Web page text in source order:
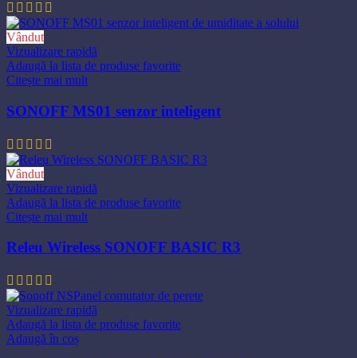
Vândut
Vizualizare rapidă
Adaugă la lista de produse favorite
Citește mai mult
SONOFF MS01 senzor inteligent
Vândut
Vizualizare rapidă
Adaugă la lista de produse favorite
Citește mai mult
Releu Wireless SONOFF BASIC R3
Vizualizare rapidă
Adaugă la lista de produse favorite
Adaugă în coș